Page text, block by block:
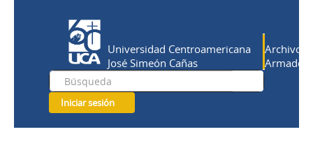
Universidad Centroamericana
José Simeón Cañas
Archivo
Armado
Iniciar sesión